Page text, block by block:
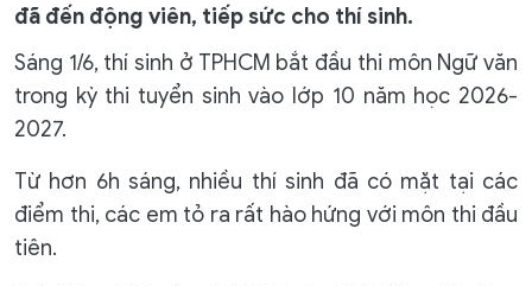
đã đến động viên, tiếp sức cho thí sinh.
Sáng 1/6, thí sinh ở TPHCM bắt đầu thi môn Ngữ văn
trong kỳ thi tuyển sinh vào lớp 10 năm học 2026-
2027.
Từ hơn 6h sáng, nhiều thí sinh đã có mặt tại các
điểm thi, các em tỏ ra rất hào hứng với môn thi đầu
tiên.